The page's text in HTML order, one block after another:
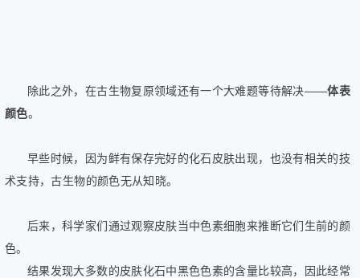
除此之外，在古生物复原领域还有一个大难题等待解决——体表
颜色。
早些时候，因为鲜有保存完好的化石皮肤出现，也没有相关的技
术支持，古生物的颜色无从知晓。
后来，科学家们通过观察皮肤当中色素细胞来推断它们生前的颜
色。
结果发现大多数的皮肤化石中黑色色素的含量比较高，因此经常